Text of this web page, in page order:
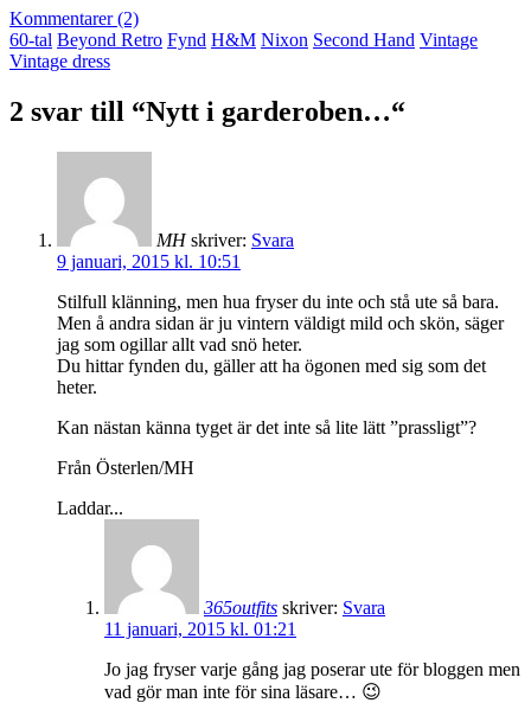
Kommentarer (2)
60-tal Beyond Retro Fynd H&M Nixon Second Hand Vintage
Vintage dress
2 svar till “Nytt i garderoben…“
MH skriver: Svara
9 januari, 2015 kl. 10:51
Stilfull klänning, men hua fryser du inte och stå ute så bara.
Men å andra sidan är ju vintern väldigt mild och skön, säger
jag som ogillar allt vad snö heter.
Du hittar fynden du, gäller att ha ögonen med sig som det
heter.
Kan nästan känna tyget är det inte så lite lätt ”prassligt”?
Från Österlen/MH
Laddar...
365outfits skriver: Svara
11 januari, 2015 kl. 01:21
Jo jag fryser varje gång jag poserar ute för bloggen men
vad gör man inte för sina läsare… 😉